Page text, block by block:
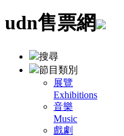
udn售票網
搜尋
節目類別
展覽
Exhibitions
音樂
Music
戲劇